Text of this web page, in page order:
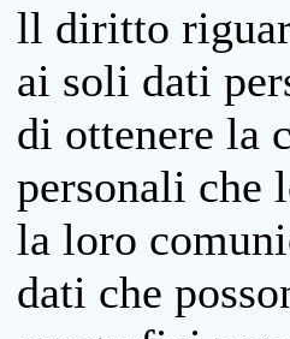
ll diritto
ai soli dati
di ottenere la
personali che
la loro
dati che